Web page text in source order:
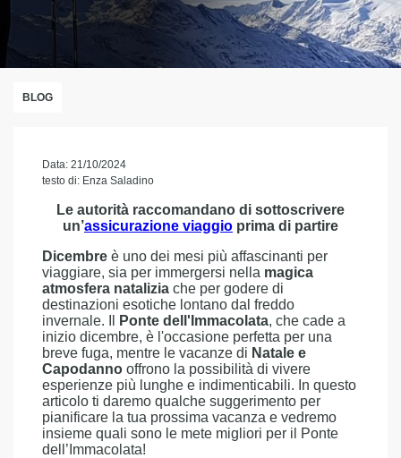
BLOG
Data: 21/10/2024
testo di: Enza Saladino
Le autorità raccomandano di sottoscrivere
un’assicurazione viaggio prima di partire
Dicembre è uno dei mesi più affascinanti per
viaggiare, sia per immergersi nella magica
atmosfera natalizia che per godere di
destinazioni esotiche lontano dal freddo
invernale. Il
Ponte dell'Immacolata, che cade a
inizio dicembre, è l'occasione perfetta per una
breve fuga, mentre le vacanze di Natale e
Capodanno offrono la possibilità di vivere
esperienze più lunghe e indimenticabili. In questo
articolo ti daremo qualche suggerimento per
pianificare la tua prossima vacanza e vedremo
insieme quali sono le mete migliori per il Ponte
dell’Immacolata!